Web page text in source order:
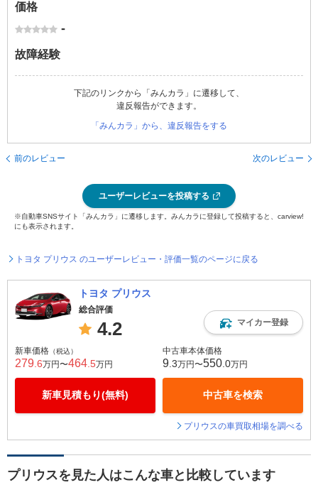
価格
-
故障経験
下記のリンクから「みんカラ」に遷移して、
違反報告ができます。
「みんカラ」から、違反報告をする
前のレビュー 次のレビュー
ユーザーレビューを投稿する
※自動車SNSサイト「みんカラ」に遷移します。みんカラに登録して投稿すると、carview!
にも表示されます。
トヨタ プリウス のユーザーレビュー・評価一覧のページに戻る
トヨタ プリウス
総合評価
4.2 マイカー登録
新車価格 （税込）
279 .6万円〜464 .5万円
新車見積もり(無料)
中古車本体価格
9 .3万円〜550 .0万円
中古車を検索
プリウスの車買取相場を調べる
プリウスを見た人はこんな車と比較しています